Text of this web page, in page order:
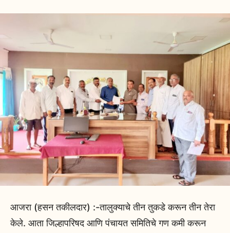
आजरा (हसन तकीलदार) :-तालुक्याचे तीन तुकडे करून तीन तेरा
केले. आता जिल्हापरिषद आणि पंचायत समितिचे गण कमी करून